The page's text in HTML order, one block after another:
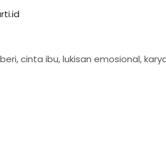
cinta ibu, lukisan emosional,